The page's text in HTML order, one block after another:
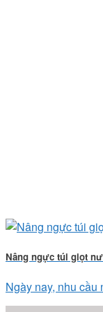
Nâng ngực túi giọt
Ngày nay, nhu cầu